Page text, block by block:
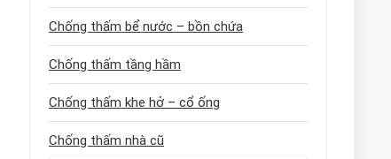
Chống thấm bể nước – bồn chứa
Chống thấm tầng hầm
Chống thấm khe hở – cổ ống
Chống thấm nhà cũ